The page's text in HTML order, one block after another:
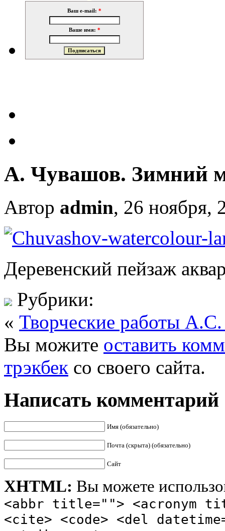
Ваш e-mail: *
Ваше имя: *
А. Чувашов. Зимний
Автор admin, 26 ноября,
Деревенский пейзаж
Рубрики:
« Творческие работы
Вы можите оставить
трэкбек со своего сайта.
Написать комментарий
Имя (обязательно)
Почта (скрыта) (обязательно)
Сайт
XHTML: Вы можете
<abbr title=""> <acronym
<cite> <code> <del